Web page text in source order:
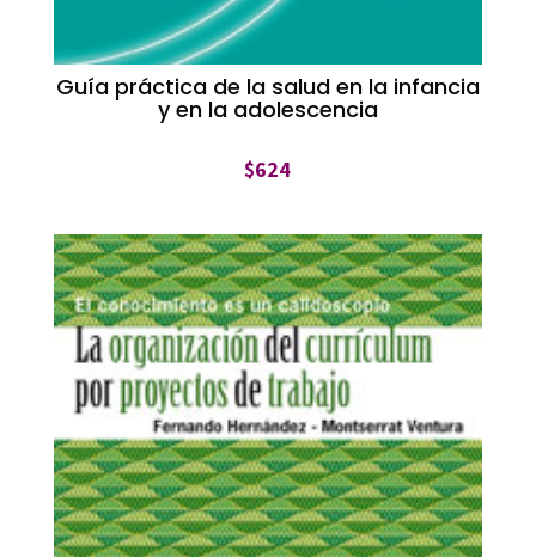
Guía práctica de la salud en la infancia
y en la adolescencia
$624